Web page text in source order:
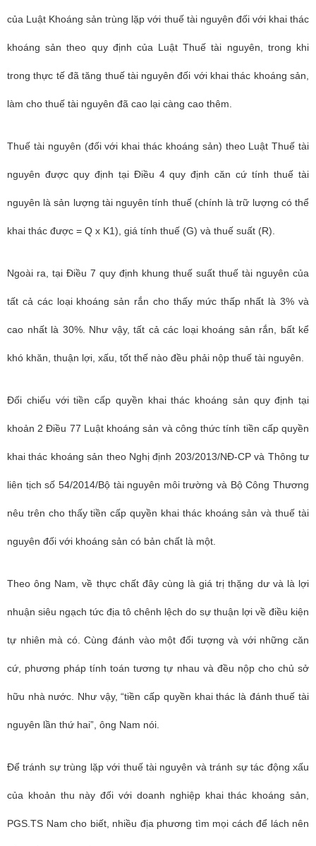
của Luật Khoáng sản trùng lặp với thuế tài nguyên đối với khai thác
khoáng sản theo quy định của Luật Thuế tài nguyên, trong khi
trong thực tế đã tăng thuế tài nguyên đối với khai thác khoáng sản,
làm cho thuế tài nguyên đã cao lại càng cao thêm.
Thuế tài nguyên (đối với khai thác khoáng sản) theo Luật Thuế tài
nguyên được quy định tại Điều 4 quy định căn cứ tính thuế tài
nguyên là sản lượng tài nguyên tính thuế (chính là trữ lượng có thể
khai thác được = Q x K1), giá tính thuế (G) và thuế suất (R).
Ngoài ra, tại Điều 7 quy định khung thuế suất thuế tài nguyên của
tất cả các loại khoáng sản rắn cho thấy mức thấp nhất là 3% và
cao nhất là 30%. Như vậy, tất cả các loại khoáng sản rắn, bất kể
khó khăn, thuận lợi, xấu, tốt thế nào đều phải nộp thuế tài nguyên.
Đối chiếu với tiền cấp quyền khai thác khoáng sản quy định tại
khoản 2 Điều 77 Luật khoáng sản và công thức tính tiền cấp quyền
khai thác khoáng sản theo Nghị định 203/2013/NĐ-CP và Thông tư
liên tịch số 54/2014/Bộ tài nguyên môi trường và Bộ Công Thương
nêu trên cho thấy tiền cấp quyền khai thác khoáng sản và thuế tài
nguyên đối với khoáng sản có bản chất là một.
Theo ông Nam, về thực chất đây cùng là giá trị thặng dư và là lợi
nhuận siêu ngạch tức địa tô chênh lệch do sự thuận lợi về điều kiện
tự nhiên mà có. Cùng đánh vào một đối tượng và với những căn
cứ, phương pháp tính toán tương tự nhau và đều nộp cho chủ sở
hữu nhà nước. Như vậy, “tiền cấp quyền khai thác là đánh thuế tài
nguyên lần thứ hai”, ông Nam nói.
Để tránh sự trùng lặp với thuế tài nguyên và tránh sự tác động xấu
của khoản thu này đối với doanh nghiệp khai thác khoáng sản,
PGS.TS Nam cho biết, nhiều địa phương tìm mọi cách để lách nên